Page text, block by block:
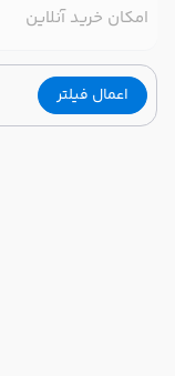
امکان خرید آنلاین
اعمال فیلتر